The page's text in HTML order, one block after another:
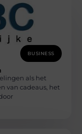
BUSINESS
als het
van cadeaus, het